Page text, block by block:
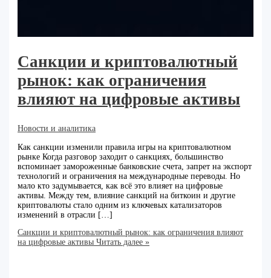
Санкции и криптовалютный
рынок: как ограничения
влияют на цифровые активы
Новости и аналитика
Как санкции изменили правила игры на криптовалютном
рынке Когда разговор заходит о санкциях, большинство
вспоминает замороженные банковские счета, запрет на экспорт
технологий и ограничения на международные переводы. Но
мало кто задумывается, как всё это влияет на цифровые
активы. Между тем, влияние санкций на биткоин и другие
криптовалюты стало одним из ключевых катализаторов
изменений в отрасли […]
Санкции и криптовалютный рынок: как ограничения влияют
на цифровые активы Читать далее »